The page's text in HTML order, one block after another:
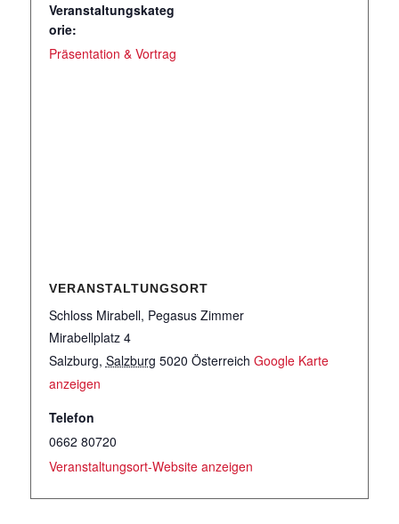
Veranstaltungskateg
orie:
Präsentation & Vortrag
VERANSTALTUNGSORT
Schloss Mirabell, Pegasus Zimmer
Mirabellplatz 4
Salzburg, Salzburg 5020 Österreich Google Karte
anzeigen
Telefon
0662 80720
Veranstaltungsort-Website anzeigen